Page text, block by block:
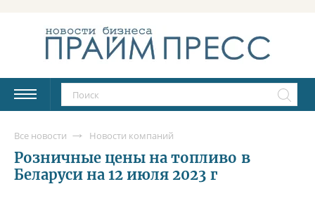
Все новости Новости компаний
Розничные цены на топливо в
Беларуси на 12 июля 2023 г